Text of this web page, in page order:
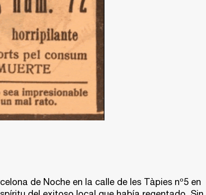
de Noche en la calle de les Tàpies nº5 en